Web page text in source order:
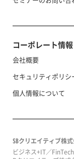
コーポレート情報
会社概要
セキュリティポリシ
個人情報について
SBクリエイティブ株
ビジネス+IT／